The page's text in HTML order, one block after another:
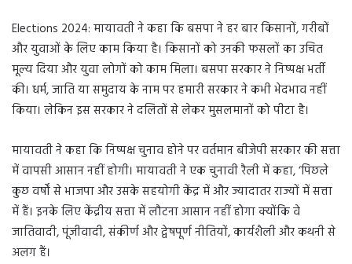
Elections 2024: मायावती ने कहा कि बसपा ने हर बार किसानों, गरीबों
और युवाओं के लिए काम किया है। किसानों को उनकी फसलों का उचित
मूल्य दिया और युवा लोगों को काम मिला। बसपा सरकार ने निष्पक्ष भर्ती
की। धर्म, जाति या समुदाय के नाम पर हमारी सरकार ने कभी भेदभाव नहीं
किया। लेकिन इस सरकार ने दलितों से लेकर मुसलमानों को पीटा है।
मायावती ने कहा कि निष्पक्ष चुनाव होने पर वर्तमान बीजेपी सरकार की सत्ता
में वापसी आसान नहीं होगी। मायावती ने एक चुनावी रैली में कहा, ‘पिछले
कुछ वर्षों से भाजपा और उसके सहयोगी केंद्र में और ज्यादातर राज्यों में सत्ता
में हैं। इनके लिए केंद्रीय सत्ता में लौटना आसान नहीं होगा क्योंकि वे
जातिवादी, पूंजीवादी, संकीर्ण और द्वेषपूर्ण नीतियों, कार्यशैली और कथनी से
अलग हैं।